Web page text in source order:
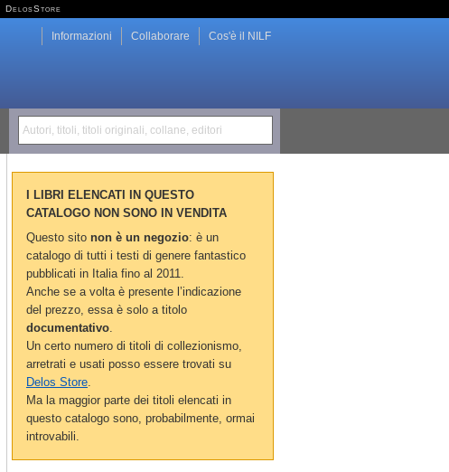
DelosStore
Autori, titoli, titoli originali, collane, editori
Cos'è il NILF
Collaborare
Informazioni
I LIBRI ELENCATI IN QUESTO
CATALOGO NON SONO IN VENDITA
Questo sito non è un negozio: è un
catalogo di tutti i testi di genere fantastico
pubblicati in Italia fino al 2011.
Anche se a volta è presente l’indicazione
del prezzo, essa è solo a titolo
documentativo
Un certo numero di titoli di collezionismo,
arretrati e usati posso essere trovati su
Delos Store
Ma la maggior parte dei titoli elencati in
questo catalogo sono, probabilmente, ormai
introvabili.